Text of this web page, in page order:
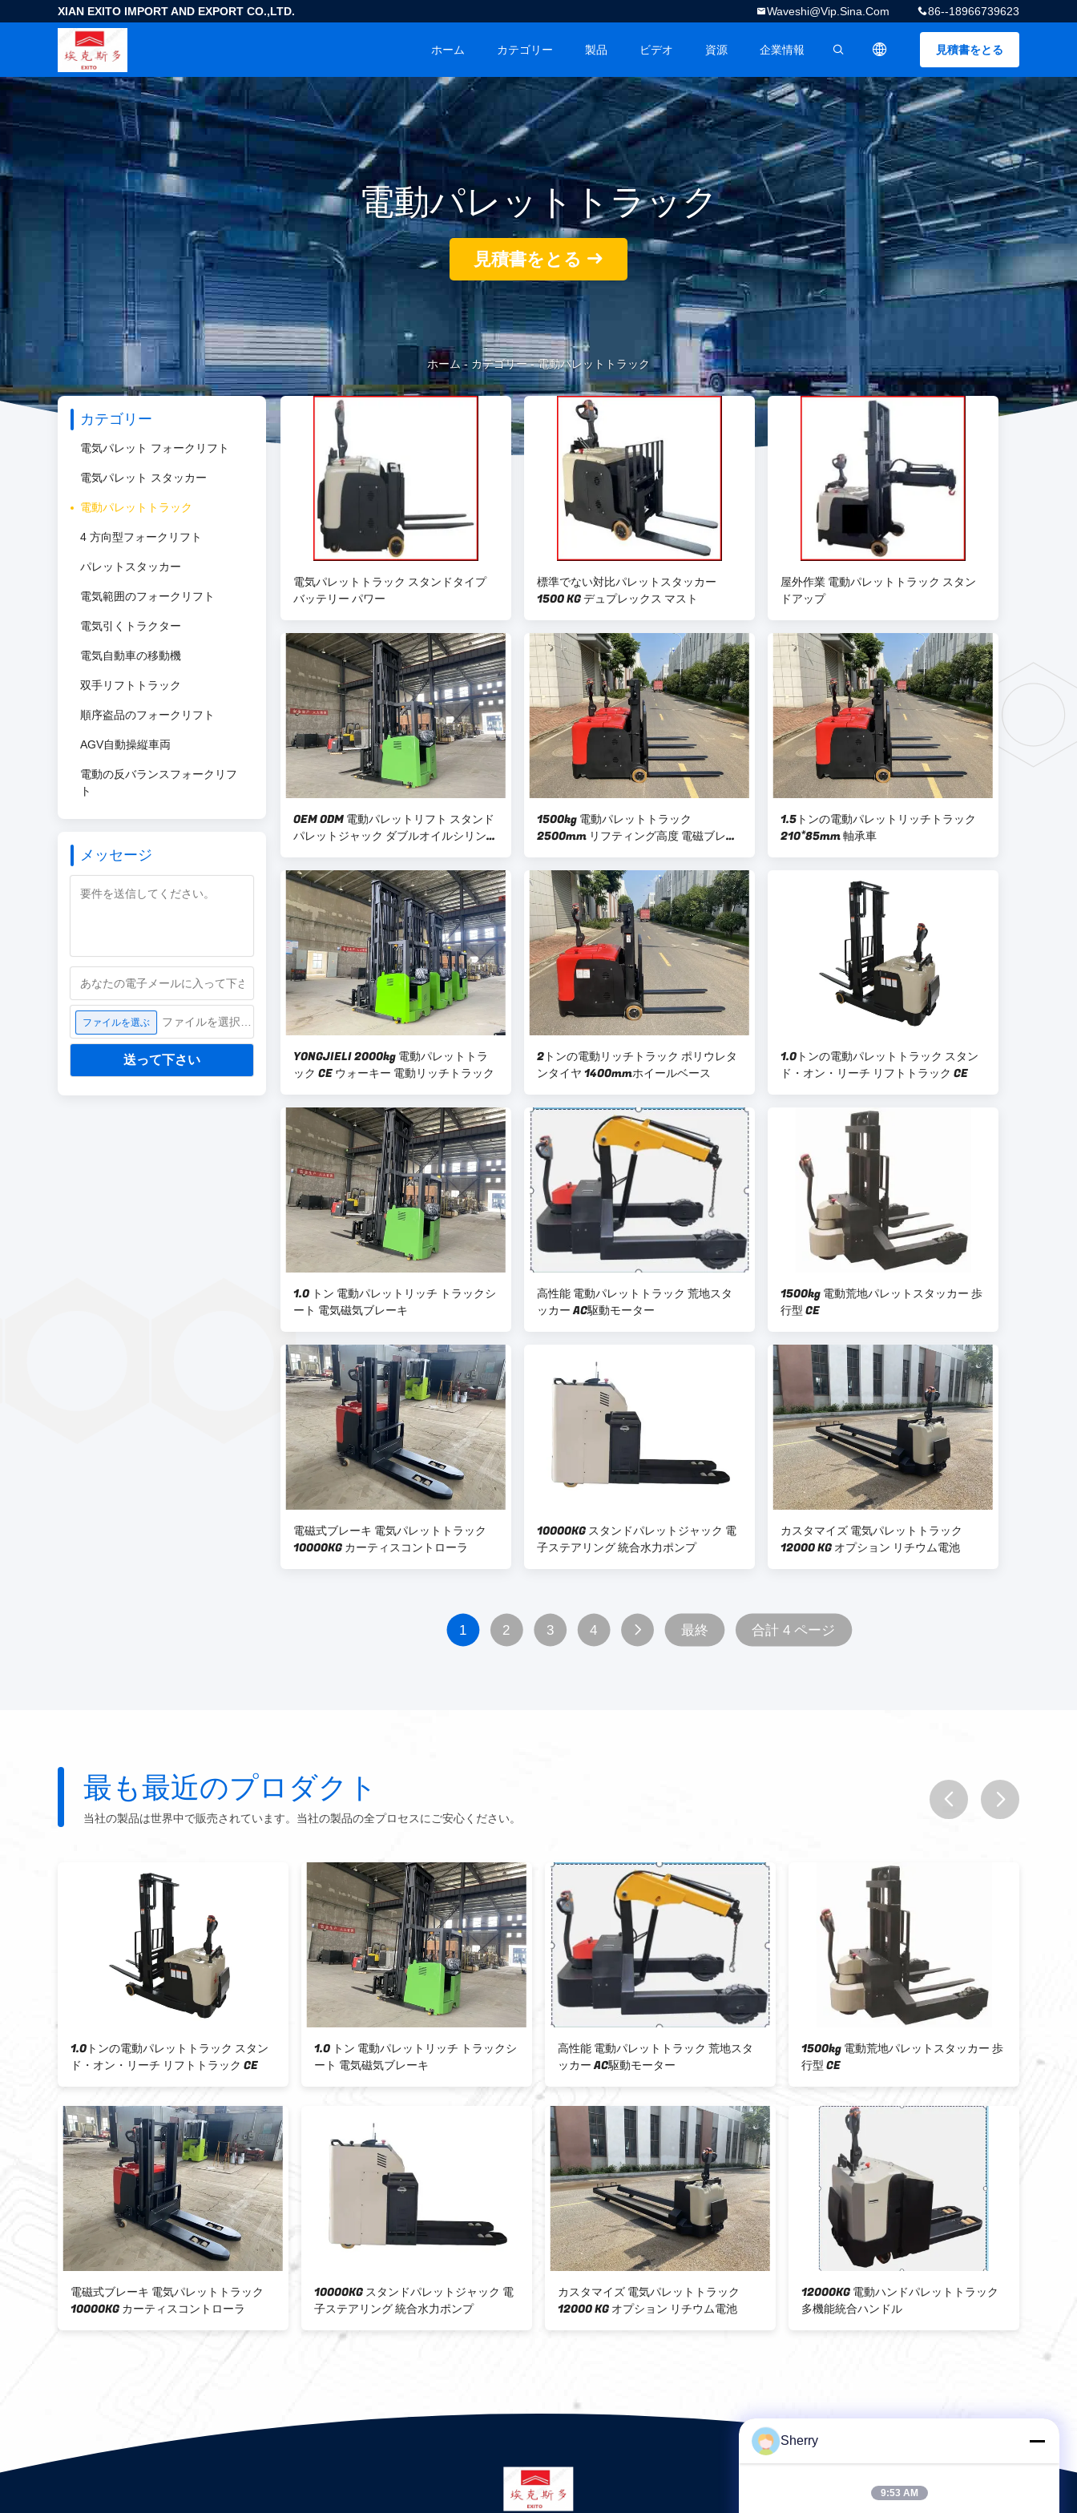
XIAN EXITO IMPORT AND EXPORT CO.,LTD. 86--18966739623
Waveshi@vip.sina.com
見積書をとる
描述
ホーム カテゴリー 製品 ビデオ 資源 企業情報
電動パレットトラック
見積書をとる
ホーム- カテゴリー-電動パレットトラック
カテゴリー
電気パレット フォークリフト
電気パレット スタッカー
電動パレットトラック
4 方向型フォークリフト
パレットスタッカー
電気範囲のフォークリフト
電気引くトラクター
電気自動車の移動機
双手リフトトラック
順序盗品のフォークリフト
AGV自動操縦車両
電動の反バランスフォークリフ
ト
メッセージ
ファイルを選ぶ
送って下さい
電気パレットトラック スタンドタイプ
バッテリー パワー
標準でない対比パレットスタッカー
1500 KG デュプレックス マスト
屋外作業 電動パレットトラック スタン
ドアップ
OEM ODM 電動パレットリフト スタンド
パレットジャック ダブルオイルシリンダ
1500kg 電動パレットトラック
2500mm リフティング高度 電磁ブレー
1.5トンの電動パレットリッチトラック
210*85mm 軸承車
YONGJIELI 2000kg 電動パレットトラ
ック CE ウォーキー 電動リッチトラック
2トンの電動リッチトラック ポリウレタ
ンタイヤ 1400mmホイールベース
1.0トンの電動パレットトラック スタン
ド・オン・リーチ リフトトラック CE
1.0 トン 電動パレットリッチ トラックシ
ート 電気磁気ブレーキ
高性能 電動パレットトラック 荒地スタ
ッカー AC駆動モーター
1500kg 電動荒地パレットスタッカー 歩
行型 CE
電磁式ブレーキ 電気パレットトラック
10000KG カーティスコントローラ
10000KG スタンドパレットジャック 電
子ステアリング 統合水力ポンプ
カスタマイズ 電気パレットトラック
12000 KG オプション リチウム電池
1 2 3 4 最終 合計 4 ページ
最も最近のプロダクト
当社の製品は世界中で販売されています。当社の製品の全プロセスにご安心ください。
トトラック スタン
フトトラック CE
1.0 トン 電動パレットリッチ トラックシ
ート 電気磁気ブレーキ
高性能 電動パレットトラック 荒地スタ
ッカー AC駆動モーター
1500kg 電動荒地パレットスタッカー 歩
行型 CE
パレットトラック
コントローラ
10000KG スタンドパレットジャック 電
子ステアリング 統合水力ポンプ
カスタマイズ 電気パレットトラック
12000 KG オプション リチウム電池
12000KG 電動ハンドパレットトラック
多機能統合ハンドル
電気パレットトラック スタンドタイプ
1500kg 電動パレットトラック
2500mm リフティング高度 電磁ブレ
Sherry
9:53 AM